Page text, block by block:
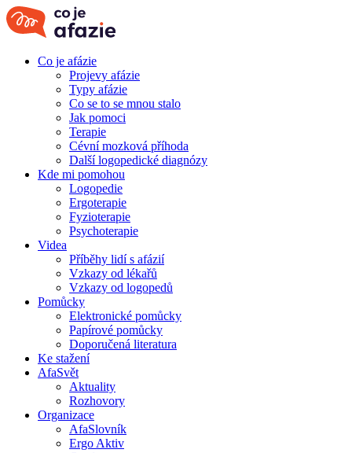
Co je afázie
Projevy afázie
Typy afázie
Co se to se mnou stalo
Jak pomoci
Terapie
Cévní mozková příhoda
Další logopedické diagnózy
Kde mi pomohou
Logopedie
Ergoterapie
Fyzioterapie
Psychoterapie
Videa
Příběhy lidí s afázií
Vzkazy od lékařů
Vzkazy od logopedů
Pomůcky
Elektronické pomůcky
Papírové pomůcky
Doporučená literatura
Ke stažení
AfaSvět
Aktuality
Rozhovory
Organizace
AfaSlovník
Ergo Aktiv